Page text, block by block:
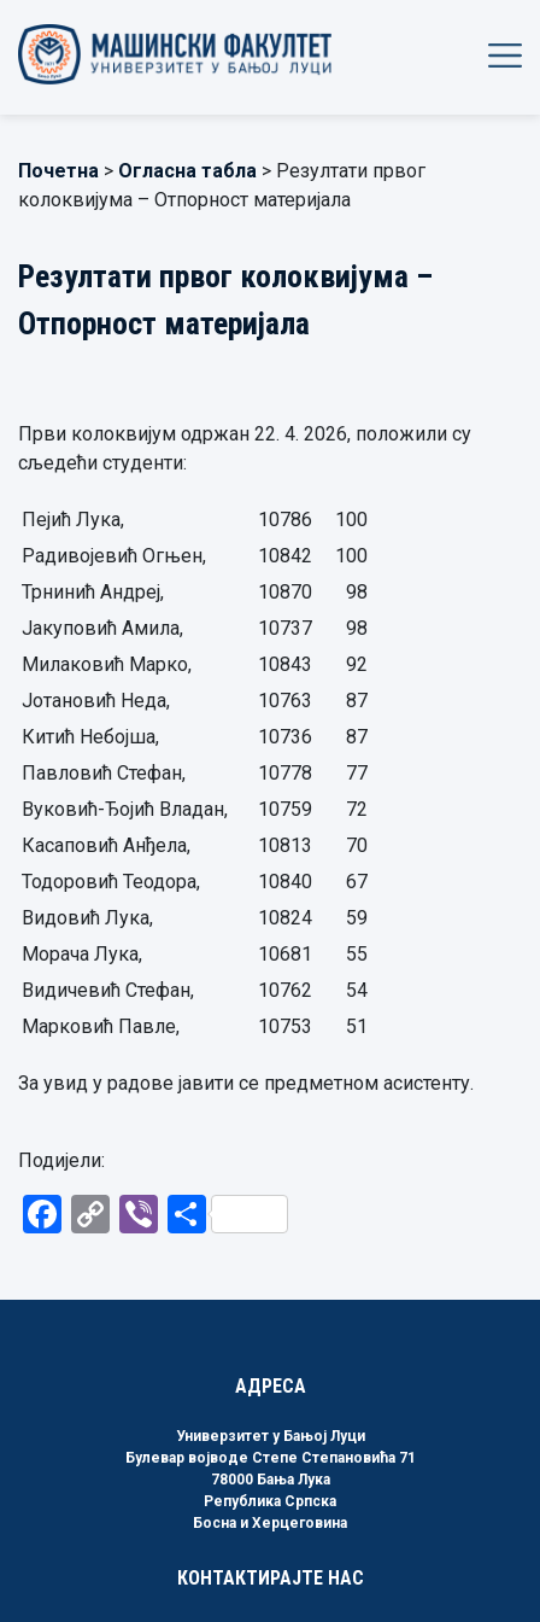
Почетна > Огласна табла > Резултати првог
колоквијума – Отпорност материјала
Резултати првог колоквијума –
Отпорност материјала
Први колоквијум одржан 22. 4. 2026, положили су
сљедећи студенти:
Пејић Лука, 10786
100
Радивојевић Огњен,
10842
100
Трнинић Андреј,
10870
98
Јакуповић Амила,
10737
98
Милаковић Марко,
10843
92
Јотановић Неда,
10763
87
Китић Небојша,
10736
87
Павловић Стефан,
10778
77
Вуковић-Ђојић Владан,
10759
72
Касаповић Анђела,
10813
70
Тодоровић Теодора,
10840
67
Видовић Лука,
10824
59
Морача Лука,
10681
55
Видичевић Стефан,
10762
54
Марковић Павле,
10753 51
За увид у радове јавити се предметном асистенту.
Подијели:
Facebook
CopyViberShare
АДРЕСА
Универзитет у Бањој Луци
Булевар војводе Степе Степановића 71
78000 Бања Лука
Република Српска
Босна и Херцеговина
КОНТАКТИРАЈТЕ НАС